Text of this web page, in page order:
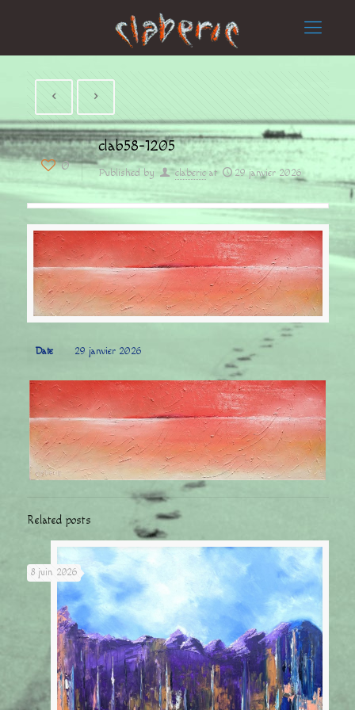
0
clab58-1205
Published by claberic at 29 janvier 2026
Date 29 janvier 2026
Related posts
8 juin 2026